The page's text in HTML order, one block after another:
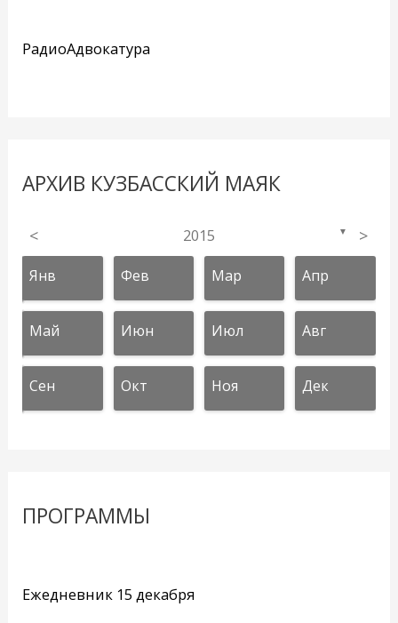
РадиоАдвокатура
АРХИВ КУЗБАССКИЙ МАЯК
< 2015 ▼ >
Янв Фев Мар Апр
Май Июн Июл Авг
Сен Окт Ноя Дек
ПРОГРАММЫ
Ежедневник 15 декабря